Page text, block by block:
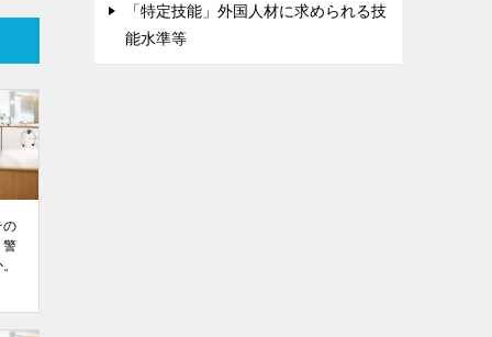
の
警
「特定技能」外国人材に求められる技
能水準等